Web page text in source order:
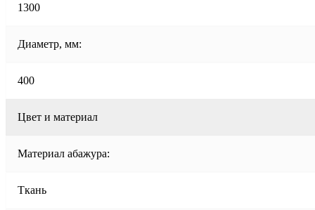
1300
Диаметр, мм:
400
Цвет и материал
Материал абажура:
Ткань